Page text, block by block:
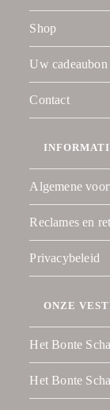
Shop
Uw cadeaubon
Contact
Algemene
Reclames en
Privacybeleid
ONZE
Het Bonte
Het Bonte